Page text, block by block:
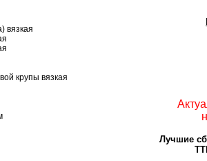
вязкая
крупы вязкая
Лучшие